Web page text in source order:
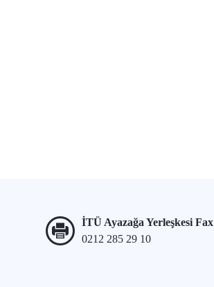
İTÜ Ayazağa Yerleşkesi Fax
0212 285 29 10